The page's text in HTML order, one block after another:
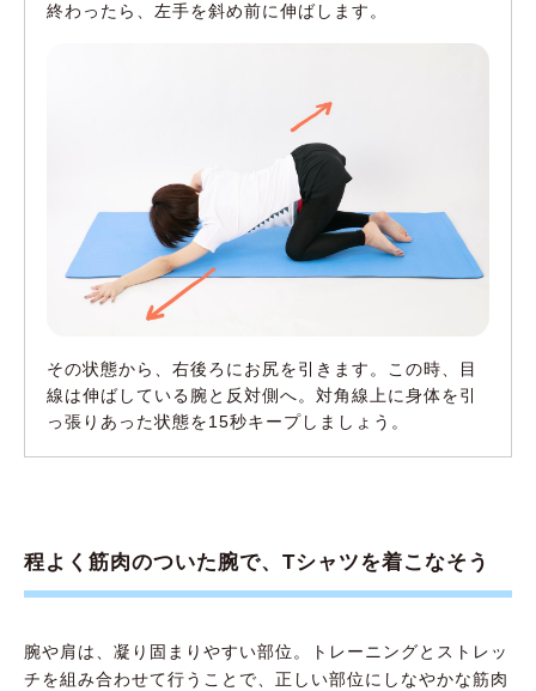
終わったら、左手を斜め前に伸ばします。
その状態から、右後ろにお尻を引きます。この時、目
線は伸ばしている腕と反対側へ。対角線上に身体を引
っ張りあった状態を15秒キープしましょう。
程よく筋肉のついた腕で、Tシャツを着こなそう
腕や肩は、凝り固まりやすい部位。トレーニングとストレッ
チを組み合わせて行うことで、正しい部位にしなやかな筋肉